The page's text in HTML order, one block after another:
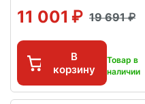
11 001 19 691
В
корзину
Товар в
наличии